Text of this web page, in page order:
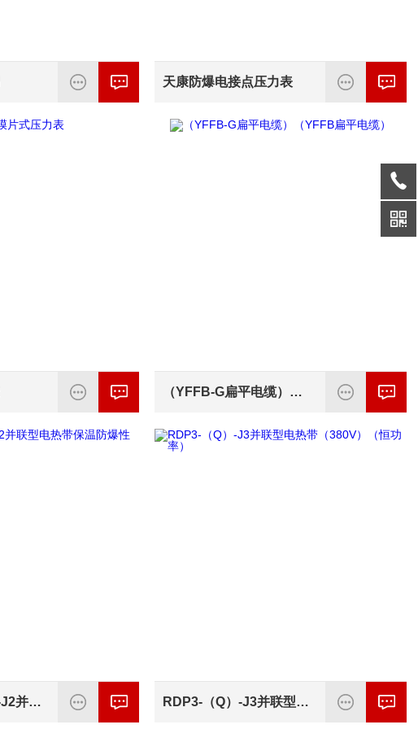
天康防爆电接点压力表
（YFFB-G扁平电缆）（YFFB扁平电缆）
天康RDP2-（Q）-J2并联型电热带保温防爆性能 RDP3-（Q）-J3并联型电热带（380V）（恒功率）